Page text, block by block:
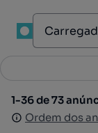
1-36 de 73
Ordem dos
1-36 de 73
Ordem dos